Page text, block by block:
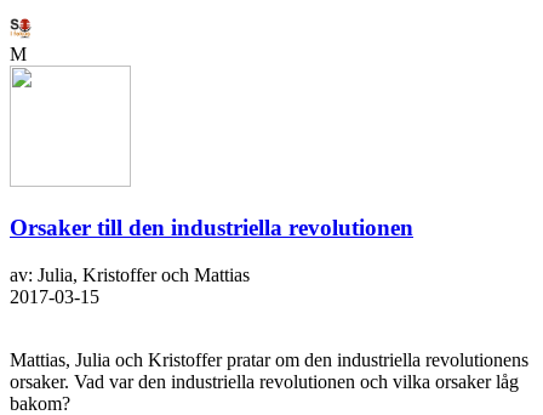
M
Orsaker till den industriella revolutionen
av: Julia, Kristoffer och Mattias
2017-03-15
Mattias, Julia och Kristoffer pratar om den industriella revolutionens
orsaker. Vad var den industriella revolutionen och vilka orsaker låg
bakom?